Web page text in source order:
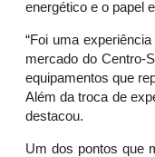
energético e o papel
“Foi uma
mercado do Centro-
equipamentos que
Além da troca de
destacou.
Um dos pontos que